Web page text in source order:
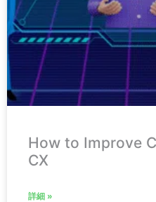
How to Improve
CX
詳細 »